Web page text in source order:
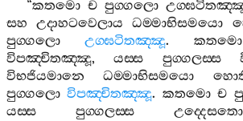
“කතමො ච පුග‍්ගලො
සහ
උදාහටවෙලාය ධම‍්මාභිසමයො
පුග‍්ගලො
උග‍්ඝටිතඤ‍්ඤූ. කතමො
විපඤ‍්චිතඤ‍්ඤූ,යස‍්ස පුග‍්ගලස‍්ස
විභජියමානෙ
ධම‍්මාභිසමයො
පුග‍්ගලො විපඤ‍්චිතඤ‍්ඤූ. කතමො ච
යස‍්ස
පුග‍්ගලස‍්ස උද‍්දෙසතො